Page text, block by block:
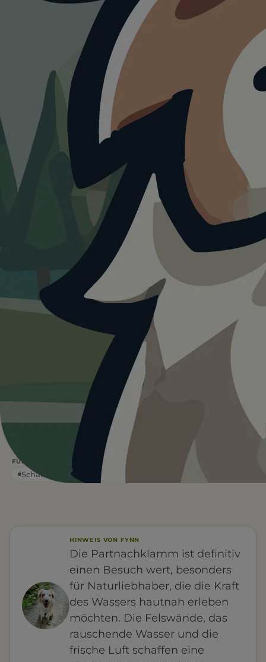
Visualisierung · KI
Partnachklamm
Heute ist für Partnachklamm.
Wetterdaten:
— °C
WETTER
Ja
FÜR EUCH RELEVANT Leinenpflicht
Wasser vor Ort
Schatten
Kostenpflichtig Eingezäunt
HINWEIS VON FYNN
Die Partnachklamm ist definitiv
einen Besuch wert, besonders
für Naturliebhaber, die die Kraft
des Wassers hautnah erleben
möchten. Die Felswände, das
rauschende Wasser und die
frische Luft schaffen eine